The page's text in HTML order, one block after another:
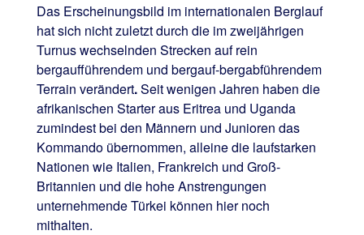
Das Erscheinungsbild im internationalen Berglauf
hat sich nicht zuletzt durch die im zweijährigen
Turnus wechselnden Strecken auf rein
bergaufführendem und bergauf-bergabführendem
Terrain verändert.Seit wenigen Jahren haben die
afrikanischen Starter aus Eritrea und Uganda
zumindest bei den Männern und Junioren das
Kommando übernommen, alleine die laufstarken
Nationen wie Italien, Frankreich und Groß-
Britannien und die hohe Anstrengungen
unternehmende Türkei können hier noch
mithalten.